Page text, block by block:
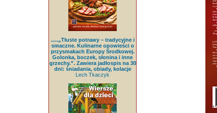
.....„Tłuste potrawy – tradycyjne i
smaczne. Kulinarne opowieści o
przysmakach Europy Środkowej.
Golonka, boczek, słonina i inne
grzechy.”. Zawiera jadłospis na 30
dni: śniadania, obiady, kolacje
Lech Tkaczyk